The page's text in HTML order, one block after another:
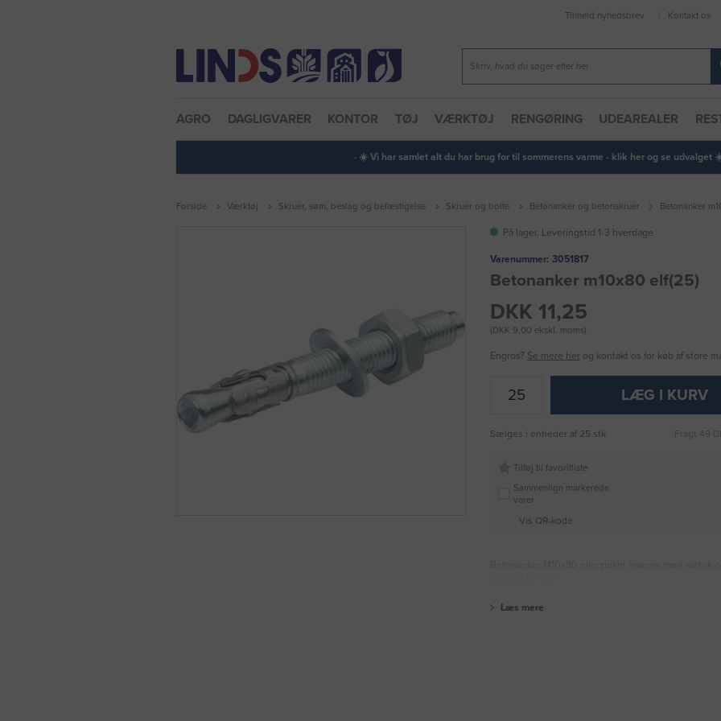
Tilmeld nyhedsbrev Kontakt os
AGRO DAGLIGVARER KONTOR TØJ VÆRKTØJ RENGØRING UDEAREALER
· ☀️ Vi har samlet alt du har brug for til sommerens varme - klik her og se udvalget ☀️
Forside Værktøj Skruer, søm, beslag og befæstigelse Skruer og bolte Betonanker og betonskruer Betonanker
På lager. Leveringstid 1-3 hverdage
Varenummer: 3051817
Betonanker m10x80 elf(25)
DKK 11,25
(DKK 9,00 ekskl. moms)
Engros? Se mere her og kontakt os for køb af store
LÆG I KURV
Sælges i enheder af 25 stk Fragt 49
Tilføj til favoritliste
Sammenlign markerede
varer
Vis QR-kode
Læs mere